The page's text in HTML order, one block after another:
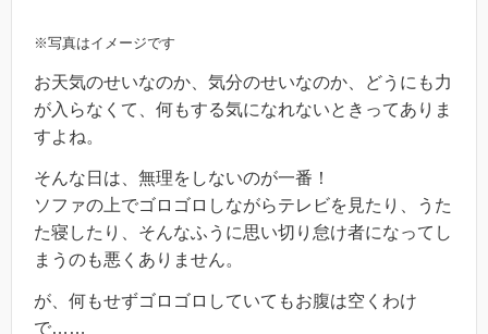
※写真はイメージです
お天気のせいなのか、気分のせいなのか、どうにも力
が入らなくて、何もする気になれないときってありま
すよね。
そんな日は、無理をしないのが一番！
ソファの上でゴロゴロしながらテレビを見たり、うた
た寝したり、そんなふうに思い切り怠け者になってし
まうのも悪くありません。
が、何もせずゴロゴロしていてもお腹は空くわけ
で……